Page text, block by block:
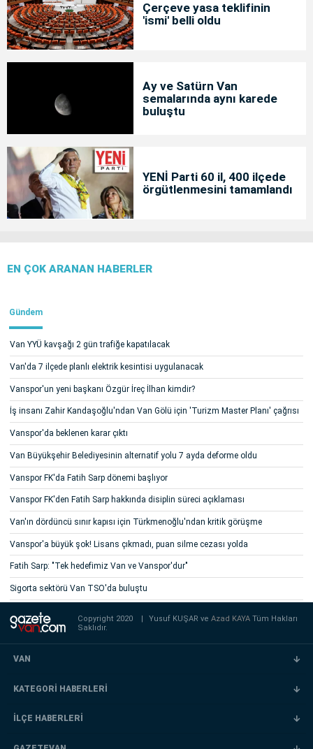
Çerçeve yasa teklifinin
'ismi' belli oldu
Ay ve Satürn Van
semalarında aynı karede
buluştu
YENİ Parti 60 il, 400 ilçede
örgütlenmesini tamamlandı
EN ÇOK ARANAN HABERLER
Gündem
Van YYÜ kavşağı 2 gün trafiğe kapatılacak
Van'da 7 ilçede planlı elektrik kesintisi uygulanacak
Vanspor'un yeni başkanı Özgür İreç İlhan kimdir?
İş insanı Zahir Kandaşoğlu'ndan Van Gölü için 'Turizm Master Planı' çağrısı
Vanspor'da beklenen karar çıktı
Van Büyükşehir Belediyesinin alternatif yolu 7 ayda deforme oldu
Vanspor FK'da Fatih Sarp dönemi başlıyor
Vanspor FK'den Fatih Sarp hakkında disiplin süreci açıklaması
Van'ın dördüncü sınır kapısı için Türkmenoğlu'ndan kritik görüşme
Vanspor'a büyük şok! Lisans çıkmadı, puan silme cezası yolda
Fatih Sarp: "Tek hedefimiz Van ve Vanspor'dur"
Sigorta sektörü Van TSO'da buluştu
Copyright 2020 | Yusuf KUŞAR veAzad KAYATüm Hakları
Saklıdır.
VAN
KATEGORİ HABERLERİ
İLÇE HABERLERİ